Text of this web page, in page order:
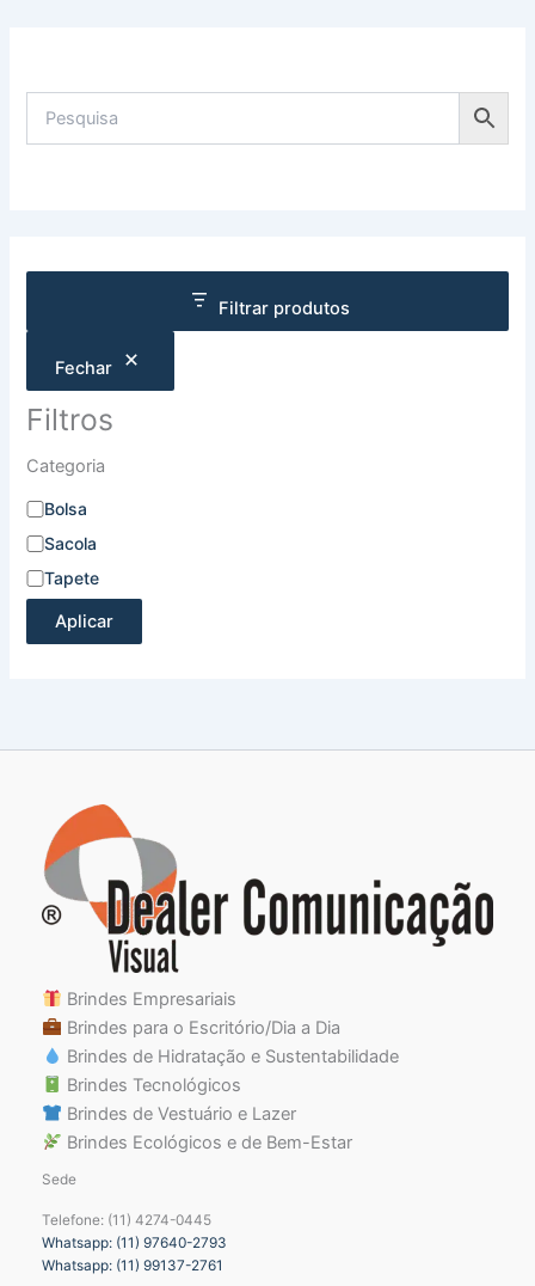
Filtrar produtos
Fechar
Filtros
Categoria
Bolsa
Sacola
Tapete
Aplicar
Brindes Empresariais
Brindes para o Escritório/Dia a Dia
Brindes de Hidratação e Sustentabilidade
Brindes Tecnológicos
Brindes de Vestuário e Lazer
Brindes Ecológicos e de Bem-Estar
Sede
Telefone: (11) 4274-0445
Whatsapp: (11) 97640-2793
Whatsapp: (11) 99137-2761